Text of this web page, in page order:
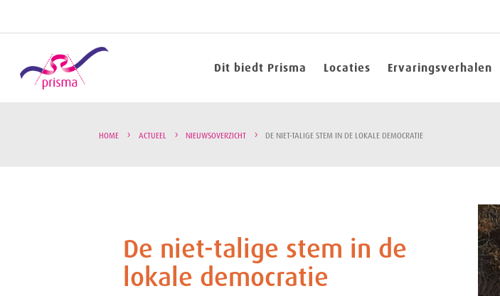
Dit biedt Prisma Locaties Ervaringsverhalen
HOME ACTUEEL NIEUWSOVERZICHT DE NIET-TALIGE STEM IN DE LOKALE DEMOCRATIE
De niet-talige stem in de
lokale democratie